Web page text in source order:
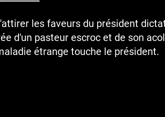
les faveurs du président
d'un pasteur escroc et de son
étrange touche le président.